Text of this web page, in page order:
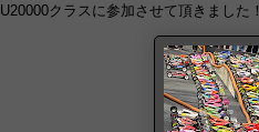
U20000クラスに参加させて頂きました！